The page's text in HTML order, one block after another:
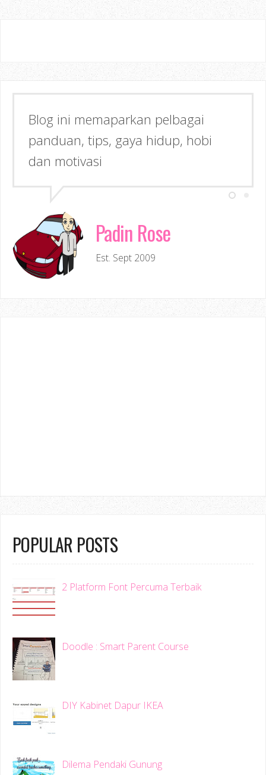
Blog ini memaparkan pelbagai
panduan, tips, gaya hidup, hobi
dan motivasi
Padin Rose
Est. Sept 2009
POPULAR POSTS
2 Platform Font Percuma Terbaik
Doodle : Smart Parent Course
DIY Kabinet Dapur IKEA
Dilema Pendaki Gunung